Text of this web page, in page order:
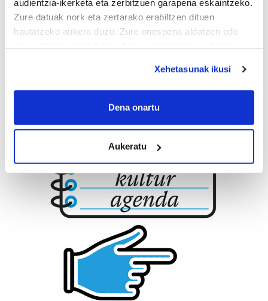
audientzia-ikerketa eta zerbitzuen garapena eskaintzeko.
Zure datuak nork eta zertarako erabiltzen dituen
hautatzeko aukera duzu. Zure onespena aldatzen edo
If you allow, we would also like to:
Collect information about your geographical
Identify your device by actively scanning it for
specific characteristics (fingerprinting)
Find out more about how your personal data is processed
and set your preferences in thedetails section .
prozesatzen ditugu, zure IP zenbakia, besteak beste,
teknologia erabiliz, cookieak adibidez, iragarki eta eduki
pertsonalizatuak eskaintzeko, iragarkiak eta edukia
neurtzeko, jendeari buruzko informazioa biltzeko eta
produktuak garatzeko. Zure datuak nork eta zertarako
Xehetasunak ikusi
Dena onartu
Aukeratu